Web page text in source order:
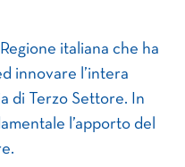
italiana che ha
innovare l’intera
di Terzo Settore. In
l’apporto del